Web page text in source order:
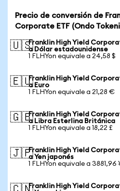
Precio de conversión de
Corporate ETF (Ondo
🇺🇸Franklin High Yield
a Dólar estadounidense
1 FLHYon equivale a 24,58 $
🇪🇺Franklin High Yield
a Euro
1 FLHYon equivale a 21,28 €
🇬🇧Franklin High Yield
a Libra Esterlina Británica
1 FLHYon equivale a 18,22 £
🇯🇵Franklin High Yield
a Yen japonés
1 FLHYon equivale a 3881,96
Franklin High Yield